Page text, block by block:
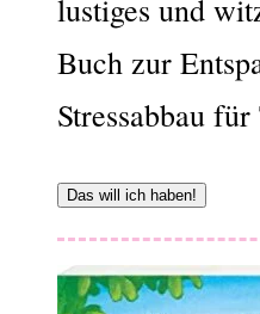
lustiges und
Buch zur
Stressabbau
Das will ich haben!